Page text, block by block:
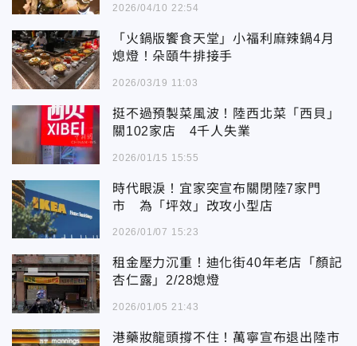
2026/04/10 22:54
「火鍋版饗食天堂」小福利麻辣鍋4月
熄燈！朵頤牛排接手
2026/03/19 11:03
挺不過預製菜風波！陸西北菜「西貝」
關102家店 4千人失業
2026/01/15 15:55
時代眼淚！宜家突宣布關閉陸7家門
市 為「坪效」改攻小型店
2026/01/07 15:23
租金壓力沉重！迪化街40年老店「顏記
杏仁露」2/28熄燈
2026/01/05 21:43
港藥妝龍頭撐不住！萬寧宣布退出陸市